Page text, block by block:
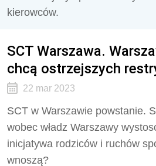
kierowców.
SCT Warszawa.
chcą ostrzejszych
22 mar 2023
SCT w Warszawie powstanie.
wobec władz Warszawy
inicjatywa rodziców i ruchów
wnoszą?